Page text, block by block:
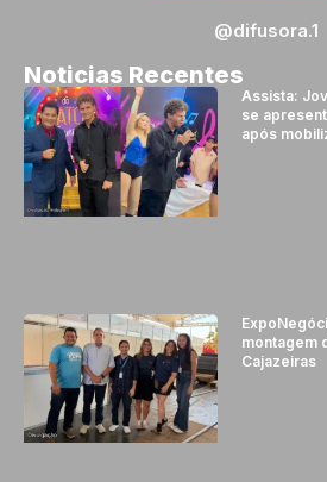
@difusora.1
Noticias Recentes
Assista:
se
após
montagem
Cajazeiras